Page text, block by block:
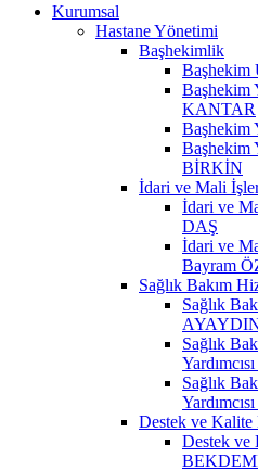
Kurumsal
Hastane Yönetimi
Başhekimlik
Başhekim
Başhekim
KANTAR
Başhekim
Başhekim
BİRKİN
İdari ve Mali
İdari ve
DAŞ
İdari ve
Bayram
Sağlık Bakım
Sağlık
Sağlık
Sağlık
Destek ve Kalite
Destek ve